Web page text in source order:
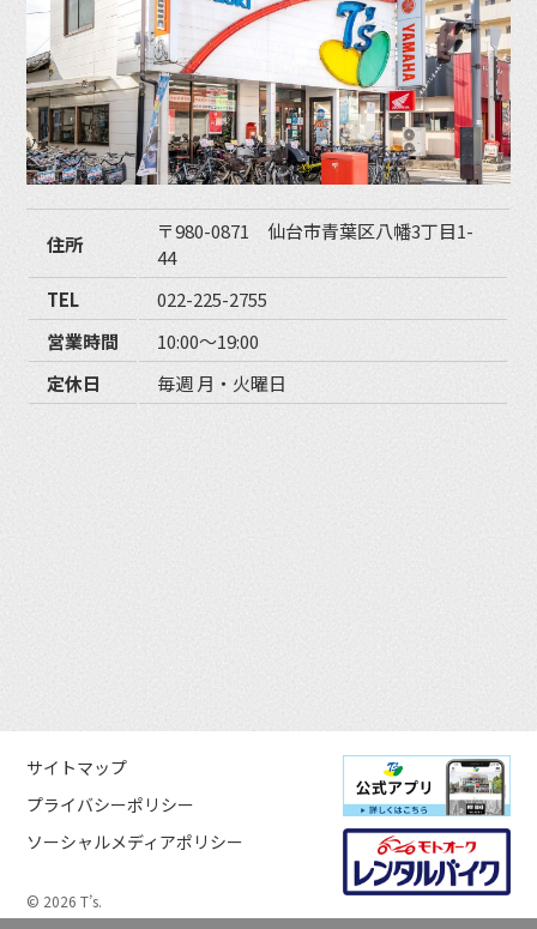
住所
〒980-0871 仙台市青葉区八幡3丁目1-
44
TEL
022-225-2755
営業時間
10:00〜19:00
定休日
毎週 月・火曜日
サイトマップ
プライバシーポリシー
ソーシャルメディアポリシー
© 2026 T’s.